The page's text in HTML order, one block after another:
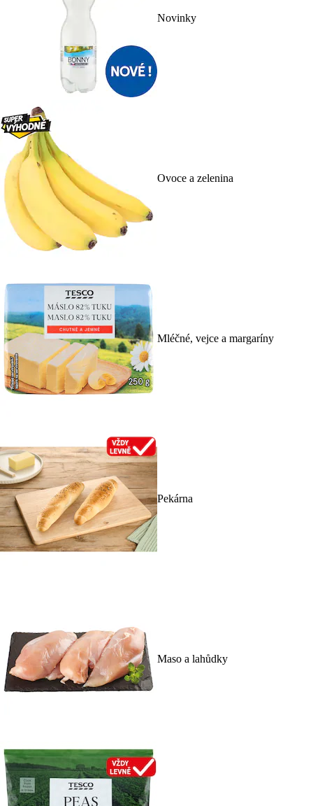
Novinky
Ovoce a zelenina
Mléčné, vejce a margaríny
Pekárna
Maso a lahůdky